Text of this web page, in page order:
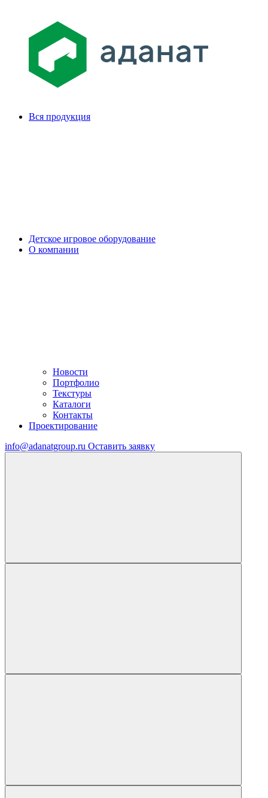
Вся продукция
Детское игровое оборудование
О компании
Новости
Портфолио
Текстуры
Каталоги
Контакты
Проектирование
info@adanatgroup.ru Оставить заявку